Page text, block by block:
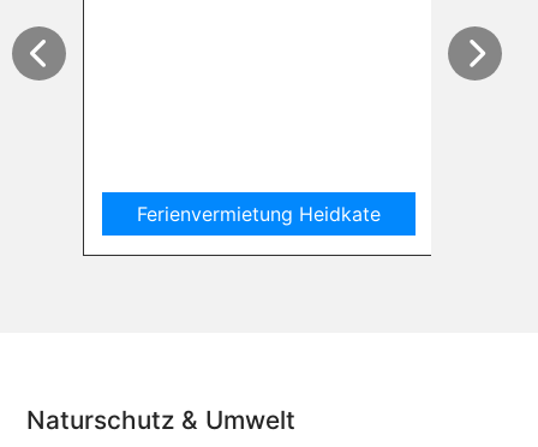
Ferienvermietung Heidkate
Naturschutz & Umwelt